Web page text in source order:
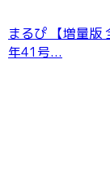
まるぴ 【増量版
年41号...